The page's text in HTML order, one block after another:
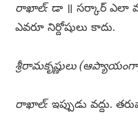
రాఖాల్:డా ॥ సర్కార్ ఎలా
ఎవరూ నిర్దోషులు కాదు.
శ్రీరామకృష్ణులు
రాఖాల్:ఇప్పుడు వద్దు.